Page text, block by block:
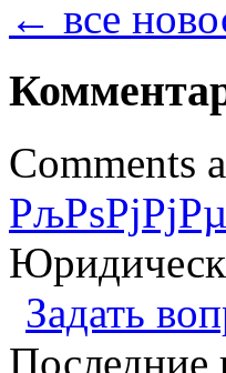
← все
Comments
Задать
Последние